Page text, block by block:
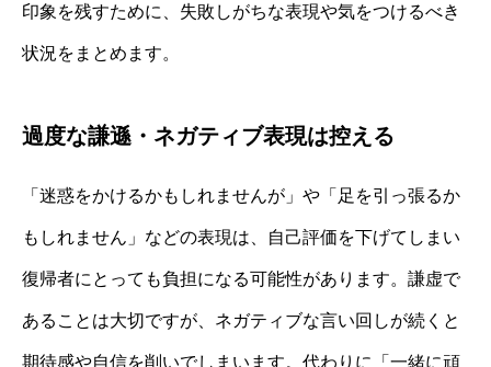
印象を残すために、失敗しがちな表現や気をつけるべき
状況をまとめます。
過度な謙遜・ネガティブ表現は控える
「迷惑をかけるかもしれませんが」や「足を引っ張るか
もしれません」などの表現は、自己評価を下げてしまい
復帰者にとっても負担になる可能性があります。謙虚で
あることは大切ですが、ネガティブな言い回しが続くと
期待感や自信を削いでしまいます。代わりに「一緒に頑